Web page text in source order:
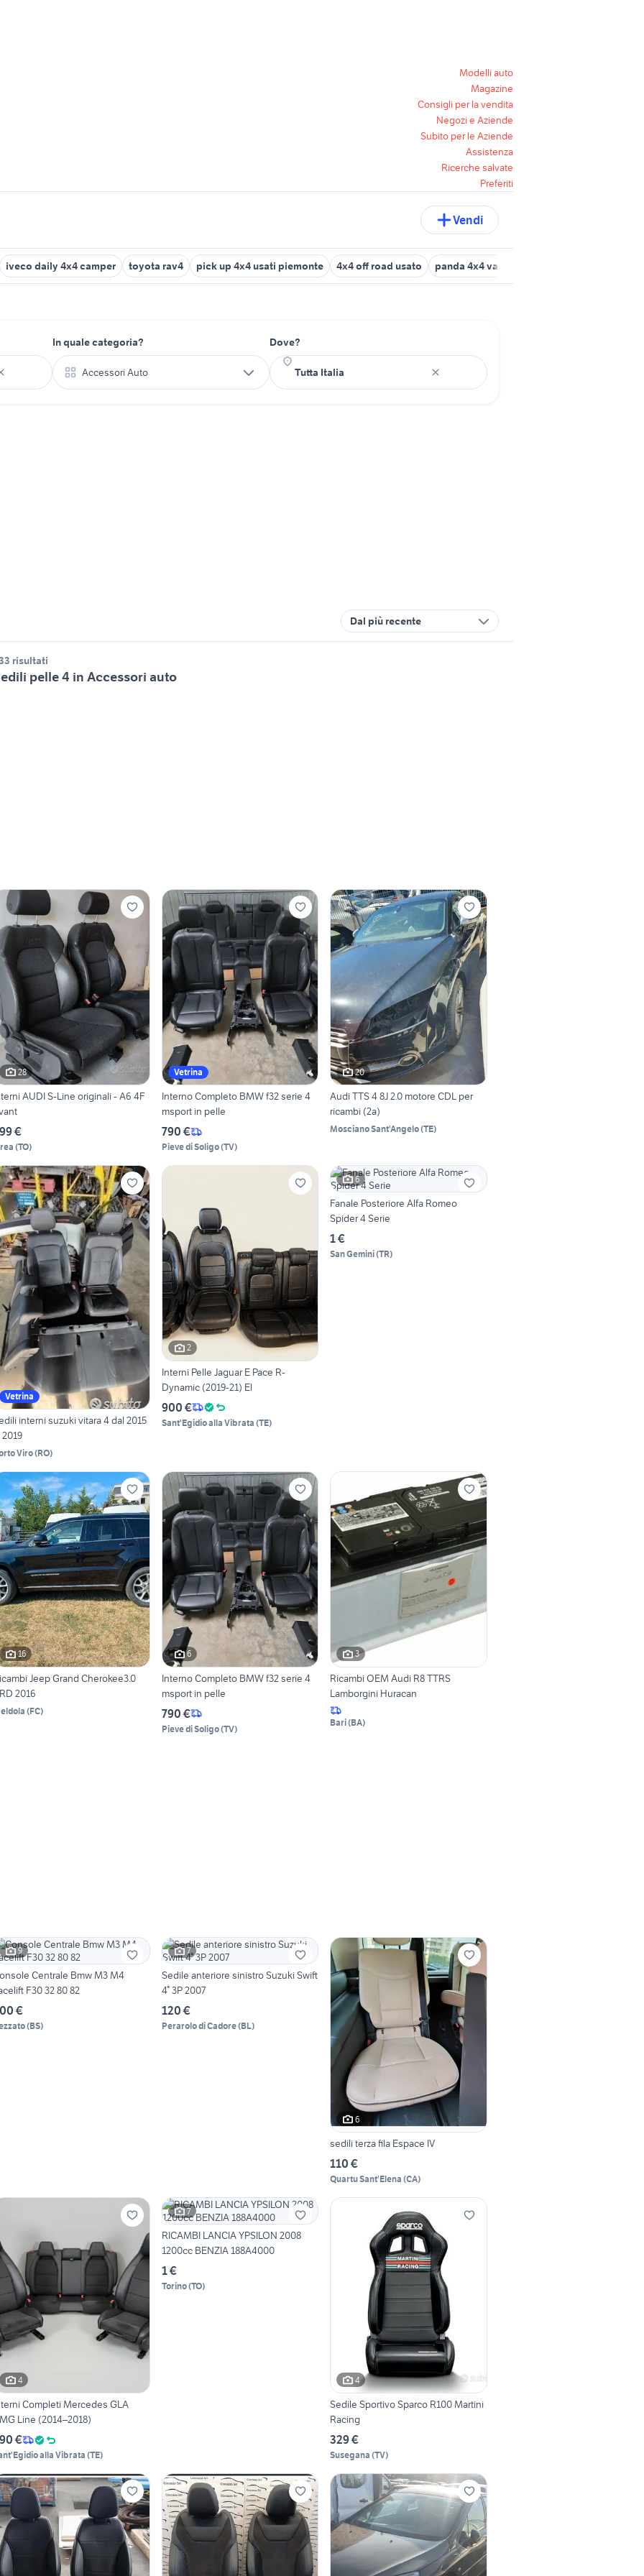
Modelli auto
Magazine
Consigli per la vendita
Negozi e Aziende
Subito per le Aziende
Assistenza
Ricerche salvate
Preferiti
Vendi
iveco daily 4x4 camper toyota rav4 pick up 4x4 usati piemonte 4x4 off road usato panda 4x4 van diesel
In quale categoria?
Accessori Auto
Dove?
Dal più recente
risultati
pelle 4 in Accessori auto
28
AUDI S-Line originali - A6 4F
€
(TO)
Vetrina
Interno Completo BMW f32 serie 4
msport in pelle
790 €
Pieve di Soligo(TV)
20
Audi TTS 4 8J 2.0 motore CDL per
ricambi (2a)
Mosciano Sant'Angelo(TE)
Vetrina
interni suzuki vitara 4 dal 2015
2019
Viro(RO)
2
Interni Pelle Jaguar E Pace R-
Dynamic (2019-21) El
900 €
Sant'Egidio alla Vibrata (TE)
6
Fanale Posteriore Alfa Romeo
Spider 4 Serie
1 €
San Gemini(TR)
16
Jeep Grand Cherokee3.0
2016
(FC)
6
Interno Completo BMW f32 serie 4
msport in pelle
790 €
Pieve di Soligo(TV)
3
Ricambi OEM Audi R8 TTRS
Lamborgini Huracan
Bari(BA)
9
Centrale Bmw M3 M4
F30 32 80 82
€
(BS)
7
Sedile anteriore sinistro Suzuki Swift
4° 3P 2007
120 €
Perarolo di Cadore(BL)
6
sedili terza fila Espace IV
110 €
Quartu Sant'Elena (CA)
4
Completi Mercedes GLA
Line (2014–2018)
€
alla Vibrata (TE)
7
RICAMBI LANCIA YPSILON 2008
1200cc BENZIA 188A4000
1 €
Torino(TO)
4
Sedile Sportivo Sparco R100 Martini
Racing
329 €
Susegana (TV)